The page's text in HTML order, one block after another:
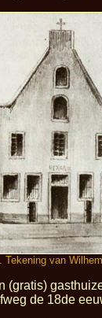
Tekening van
(gratis)
de 18de